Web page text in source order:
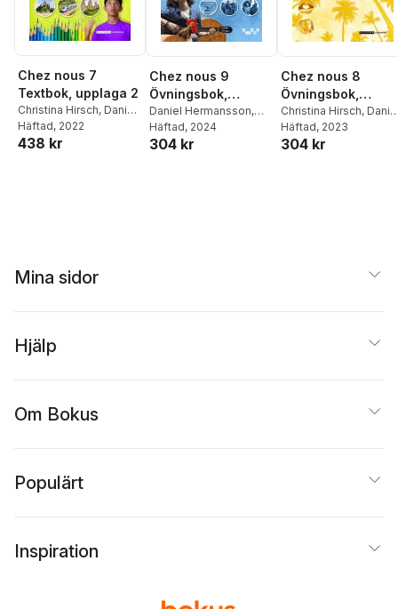
Chez nous 7
Textbok, upplaga 2
Christina Hirsch, Daniel
Hermansson
Vilhelmsson
Häftad, 2022
438 kr
Chez nous 9
Övningsbok,
upplaga 2
Daniel Hermansson,
Christina Hirsch
Norén ,Lena
Häftad, 2024
304 kr
Chez nous 8
Övningsbok,
upplaga 2
Christina Hirsch,
Hermansson
Norén ,Lena
Häftad, 2023
304 kr
Mina sidor
Hjälp
Om Bokus
Populärt
Inspiration